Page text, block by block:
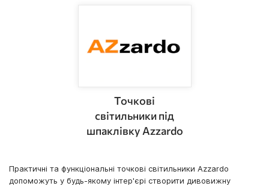
Точкові
світильники під
шпаклівку Azzardo
Практичні та функціональні точкові світильники Azzardo
допоможуть у будь-якому інтер'єрі створити дивовижну